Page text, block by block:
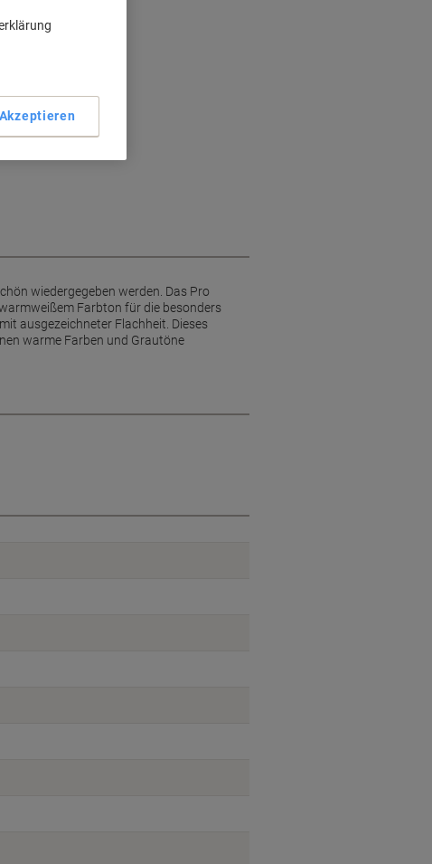
wiedergegeben werden. Das Pro
Farbton für die besonders
ausgezeichneter Flachheit. Dieses
warme Farben und Grautöne
Akzeptieren